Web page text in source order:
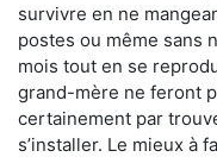
survivre en ne
postes ou même sans
mois tout en se
grand-mère ne feront
certainement par
s’installer. Le mieux à